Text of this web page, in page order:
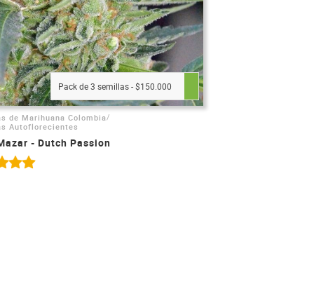
Pack de 3 semillas - $150.000
de Marihuana Colombia/
Autoflorecientes
- Dutch Passion